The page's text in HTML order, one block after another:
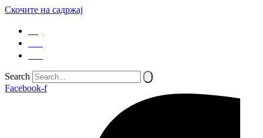
Скочите на садржај
Search
Facebook-f